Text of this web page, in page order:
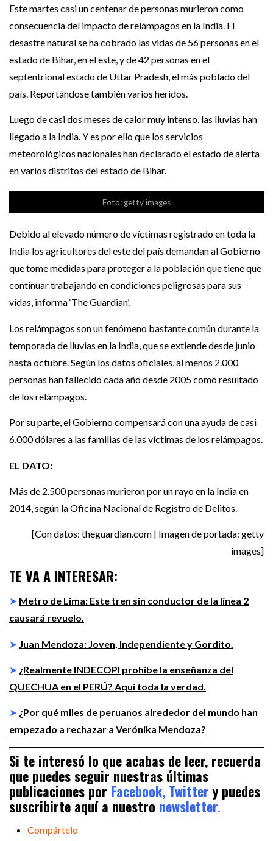
Este martes casi un centenar de personas murieron como
consecuencia del impacto de relámpagos en la India. El
desastre natural se ha cobrado las vidas de 56 personas en el
estado de Bihar, en el este, y de 42 personas en el
septentrional estado de Uttar Pradesh, el más poblado del
país. Reportándose también varios heridos.
Luego de casi dos meses de calor muy intenso, las lluvias han
llegado a la India. Y es por ello que los servicios
meteorológicos nacionales han declarado el estado de alerta
en varios distritos del estado de Bihar.
Foto: getty images
Debido al elevado número de víctimas registrado en toda la
India los agricultores del este del país demandan al Gobierno
que tome medidas para proteger a la población que tiene que
continuar trabajando en condiciones peligrosas para sus
vidas, informa ‘The Guardian’.
Los relámpagos son un fenómeno bastante común durante la
temporada de lluvias en la India, que se extiende desde junio
hasta octubre. Según los datos oficiales, al menos 2.000
personas han fallecido cada año desde 2005 como resultado
de los relámpagos.
Por su parte, el Gobierno compensará con una ayuda de casi
6.000 dólares a las familias de las víctimas de los relámpagos.
EL DATO:
Más de 2.500 personas murieron por un rayo en la India en
2014, según la Oficina Nacional de Registro de Delitos.
[Con datos: theguardian.com | Imagen de portada: getty
images]
TE VA A INTERESAR:
➤ Metro de Lima: Este tren sin conductor de la línea 2
causará revuelo.
➤ Juan Mendoza: Joven, Independiente y Gordito.
➤ ¿Realmente INDECOPI prohíbe la enseñanza del
QUECHUA en el PERÚ? Aquí toda la verdad.
➤ ¿Por qué miles de peruanos alrededor del mundo han
empezado a rechazar a Verónika Mendoza?
Si te interesó lo que acabas de leer, recuerda
que puedes seguir nuestras últimas
publicaciones por Facebook, Twitter y puedes
suscribirte aquí a nuestro newsletter.
Compártelo